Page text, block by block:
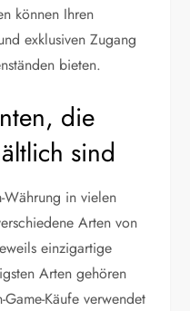
können Ihren
exklusiven Zugang
bieten.
die
sind
Währung in vielen
Arten von
einzigartige
Arten gehören
Käufe verwendet